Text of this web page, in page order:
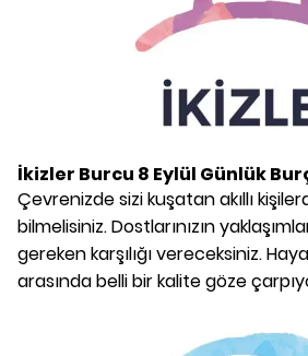
İkizler Burcu 8 Eylül Günlük
Çevrenizde sizi kuşatan akıllı
bilmelisiniz. Dostlarınızın
gereken karşılığı vereceksiniz.
arasında belli bir kalite göze